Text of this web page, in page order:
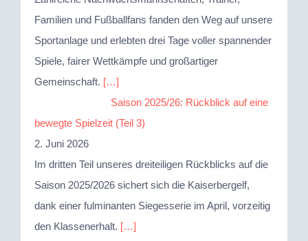
Familien und Fußballfans fanden den Weg auf unsere
Sportanlage und erlebten drei Tage voller spannender
Spiele, fairer Wettkämpfe und großartiger
Gemeinschaft. […]
Saison 2025/26: Rückblick auf eine
bewegte Spielzeit (Teil 3)
2. Juni 2026
Im dritten Teil unseres dreiteiligen Rückblicks auf die
Saison 2025/2026 sichert sich die Kaiserbergelf,
dank einer fulminanten Siegesserie im April, vorzeitig
den Klassenerhalt. […]